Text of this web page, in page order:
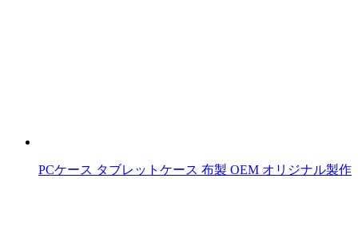
PCケース タブレットケース 布製 OEM オリジナル製作